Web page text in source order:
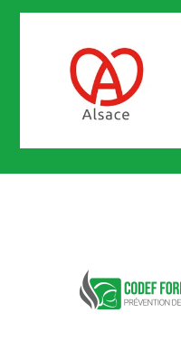
Certification n° 5619
Partenaire Marque Alsace